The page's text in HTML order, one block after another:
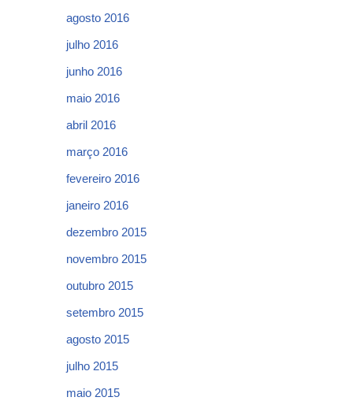
agosto 2016
julho 2016
junho 2016
maio 2016
abril 2016
março 2016
fevereiro 2016
janeiro 2016
dezembro 2015
novembro 2015
outubro 2015
setembro 2015
agosto 2015
julho 2015
maio 2015